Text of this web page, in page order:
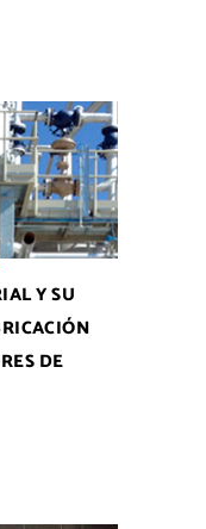
Y SU
DE